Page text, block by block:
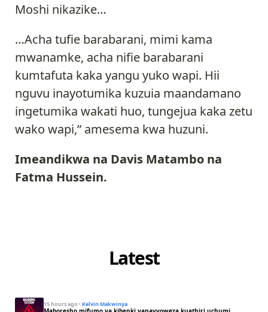
Moshi nikazike…
…Acha tufie barabarani, mimi kama
mwanamke, acha nifie barabarani
kumtafuta kaka yangu yuko wapi. Hii
nguvu inayotumika kuzuia maandamano
ingetumika wakati huo, tungejua kaka zetu
wako wapi,” amesema kwa huzuni.
Imeandikwa na Davis Matambo na
Fatma Hussein.
Latest
15 hours ago · Kelvin Makwinya